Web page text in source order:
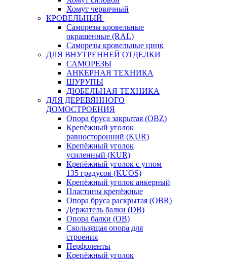
Хомут червячный
КРОВЕЛЬНЫЙ
Саморезы кровельные
окрашенные (RAL)
Саморезы кровельные цинк
ДЛЯ ВНУТРЕННЕЙ ОТДЕЛКИ
САМОРЕЗЫ
АНКЕРНАЯ ТЕХНИКА
ШУРУПЫ
ДЮБЕЛЬНАЯ ТЕХНИКА
ДЛЯ ДЕРЕВЯННОГО
ДОМОСТРОЕНИЯ
Опора бруса закрытая (OBZ)
Крепёжный уголок
равносторонний (KUR)
Крепёжный уголок
усиленный (KUR)
Крепёжный уголок с углом
135 градусов (KUOS)
Крепёжный уголок анкерный
Пластины крепёжные
Опора бруса раскрытая (OBR)
Держатель балки (DB)
Опора балки (ОВ)
Скользящая опора для
строения
Перфоленты
Крепёжный уголок